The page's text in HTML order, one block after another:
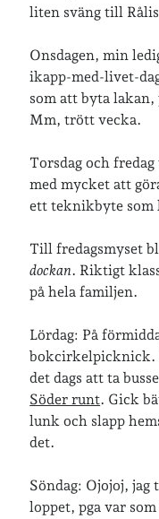
liten sväng till
Onsdagen, min
ikapp-med-livet-
som att byta
Mm, trött vecka.
Torsdag och
med mycket att
ett teknikbyte
Till fredagsmyset
dockan. Riktigt
på hela familjen.
Lördag: På
bokcirkelpicknick.
det dags att ta
Söder runt. Gick
lunk och slapp
det.
Söndag: Ojojoj, jag
loppet, pga var